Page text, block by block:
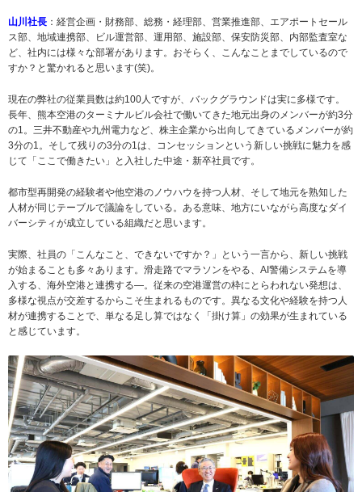
山川社長 ：経営企画・財務部、総務・経理部、営業推進部、エアポートセール
ス部、地域連携部、ビル運営部、運用部、施設部、保安防災部、内部監査室な
ど、社内には様々な部署があります。おそらく、こんなことまでしているので
すか？と驚かれると思います(笑)。
現在の弊社の従業員数は約100人ですが、バックグラウンドは実に多様です。
長年、熊本空港のターミナルビル会社で働いてきた地元出身のメンバーが約3分
の1。三井不動産や九州電力など、株主企業から出向してきているメンバーが約
3分の1。そして残りの3分の1は、コンセッションという新しい挑戦に魅力を感
じて「ここで働きたい」と入社した中途・新卒社員です。
都市型再開発の経験者や他空港のノウハウを持つ人材、そして地元を熟知した
人材が同じテーブルで議論をしている。ある意味、地方にいながら高度なダイ
バーシティが成立している組織だと思います。
実際、社員の「こんなこと、できないですか？」という一言から、新しい挑戦
が始まることも多々あります。滑走路でマラソンをやる、AI警備システムを導
入する、海外空港と連携する—。従来の空港運営の枠にとらわれない発想は、
多様な視点が交差するからこそ生まれるものです。異なる文化や経験を持つ人
材が連携することで、単なる足し算ではなく「掛け算」の効果が生まれている
と感じています。